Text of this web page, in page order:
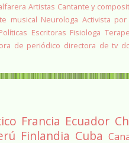
Artistas Cantante y
musical Neurologa Activista
Escritoras Fisiologa
de periódico directora de tv
Francia Ecuador
Finlandia Cuba